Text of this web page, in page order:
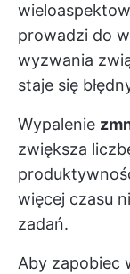
prowadzi do
wyzwania
staje się
Wypalenie
zwiększa
więcej czasu
zadań.
Aby zapobiec